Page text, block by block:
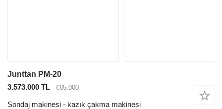
Junttan PM-20
3.573.000 TL
€65.000
Sondaj makinesi - kazık çakma makinesi